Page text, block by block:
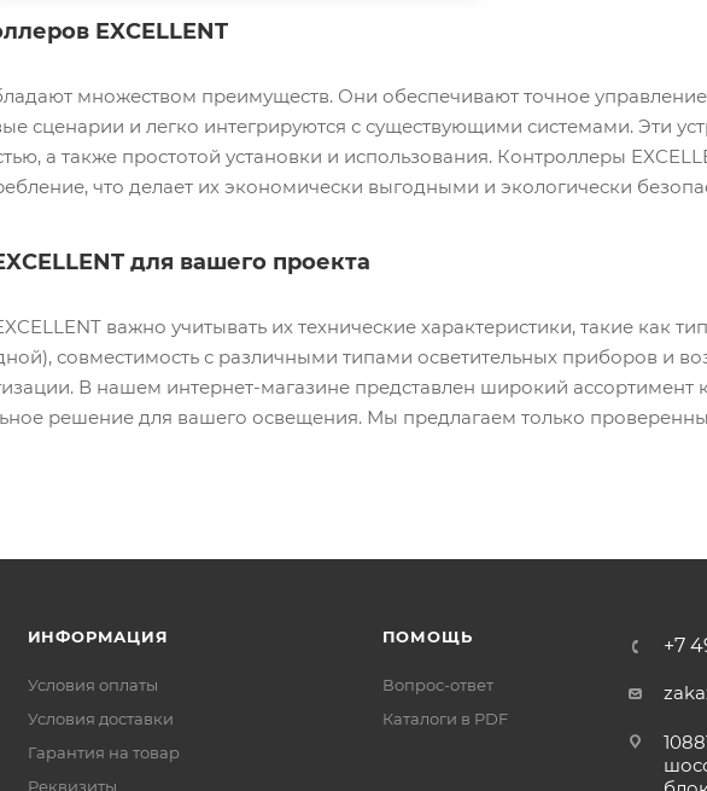
EXCELLENT
множеством преимуществ. Они обеспечивают точное
сценарии и легко интегрируются с существующими системами. Эти
а также простотой установки и использования. Контроллеры
что делает их экономически выгодными и экологически
для вашего проекта
важно учитывать их технические характеристики, такие как
совместимость с различными типами осветительных приборов и
В нашем интернет-магазине представлен широкий ассортимент
решение для вашего освещения. Мы предлагаем только
ИНФОРМАЦИЯ
Условия оплаты
Условия доставки
Гарантия на товар
Реквизиты
ПОМОЩЬ
Вопрос-ответ
Каталоги в PDF
+7